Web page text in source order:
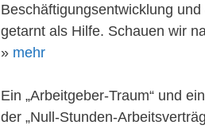
Beschäftigungsentwicklung
getarnt als Hilfe. Schauen wir
» mehr
Ein „Arbeitgeber-Traum“ und
der „Null-Stunden-